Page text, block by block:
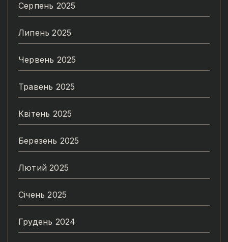
Серпень 2025
Липень 2025
Червень 2025
Травень 2025
Квітень 2025
Березень 2025
Лютий 2025
Січень 2025
Грудень 2024